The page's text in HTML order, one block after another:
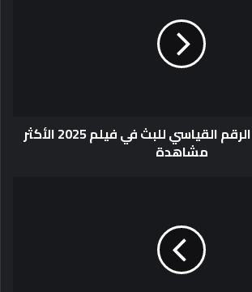
تحقق Moana 2 الرقم القياسي للبث في فيلم 2025 الأكثر
مشاهدة